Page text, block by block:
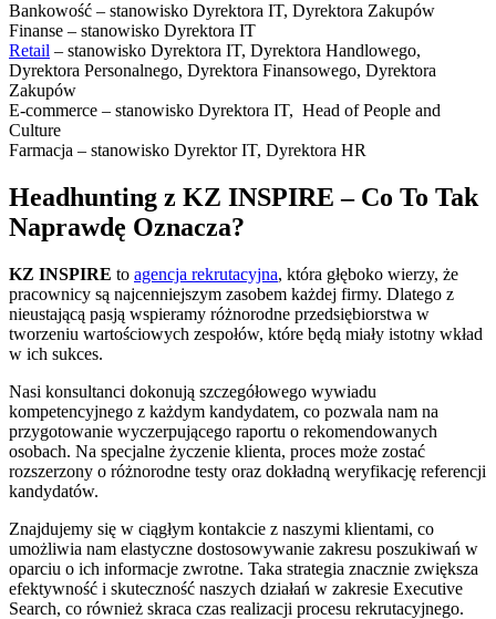
Bankowość – stanowisko Dyrektora IT, Dyrektora Zakupów
Finanse – stanowisko Dyrektora IT
Retail – stanowisko Dyrektora IT, Dyrektora Handlowego,
Dyrektora Personalnego, Dyrektora Finansowego, Dyrektora
Zakupów
E-commerce – stanowisko Dyrektora IT, Head of People and
Culture
Farmacja – stanowisko Dyrektor IT, Dyrektora HR
Headhunting z KZ INSPIRE – Co To Tak
Naprawdę Oznacza?
KZ INSPIRE to agencja rekrutacyjna, która głęboko wierzy, że
pracownicy są najcenniejszym zasobem każdej firmy. Dlatego z
nieustającą pasją wspieramy różnorodne przedsiębiorstwa w
tworzeniu wartościowych zespołów, które będą miały istotny wkład
w ich sukces.
Nasi konsultanci dokonują szczegółowego wywiadu
kompetencyjnego z każdym kandydatem, co pozwala nam na
przygotowanie wyczerpującego raportu o rekomendowanych
osobach. Na specjalne życzenie klienta, proces może zostać
rozszerzony o różnorodne testy oraz dokładną weryfikację referencji
kandydatów.
Znajdujemy się w ciągłym kontakcie z naszymi klientami, co
umożliwia nam elastyczne dostosowywanie zakresu poszukiwań w
oparciu o ich informacje zwrotne. Taka strategia znacznie zwiększa
efektywność i skuteczność naszych działań w zakresie Executive
Search, co również skraca czas realizacji procesu rekrutacyjnego.